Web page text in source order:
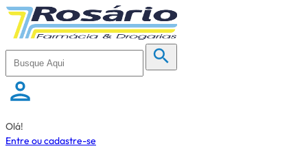
Olá!
Entre ou cadastre-se